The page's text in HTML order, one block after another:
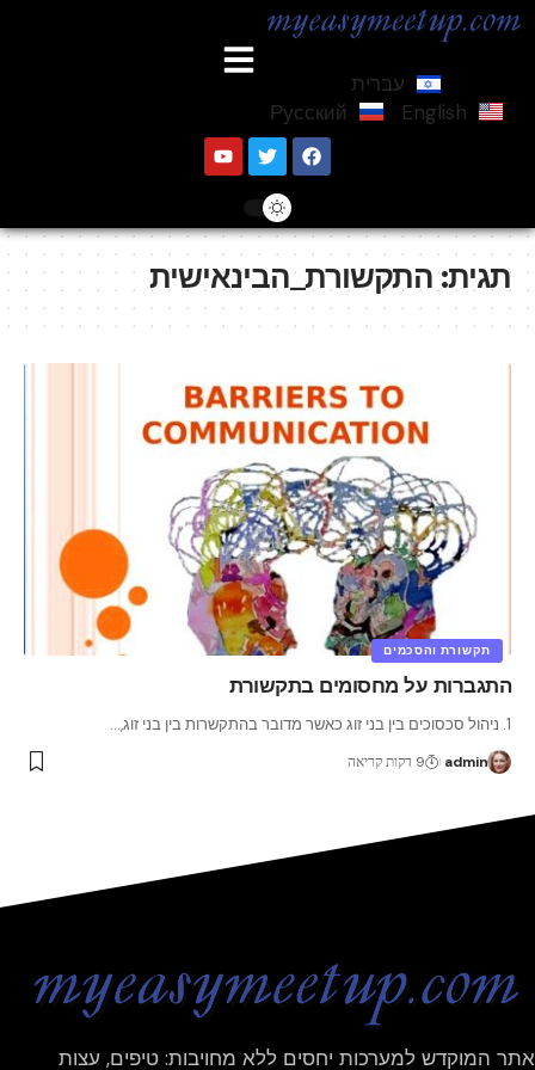
עברית
English
Русский
תגית:התקשורת_הבינאישית
תקשורת והסכמים
התגברות על מחסומים בתקשורת
1. ניהול סכסוכים בין בני זוג כאשר מדובר בהתקשרות בין בני זוג, …
admin 9 דקות קריאה
אתר המוקדש למערכות יחסים ללא מחויבות: טיפים, עצות